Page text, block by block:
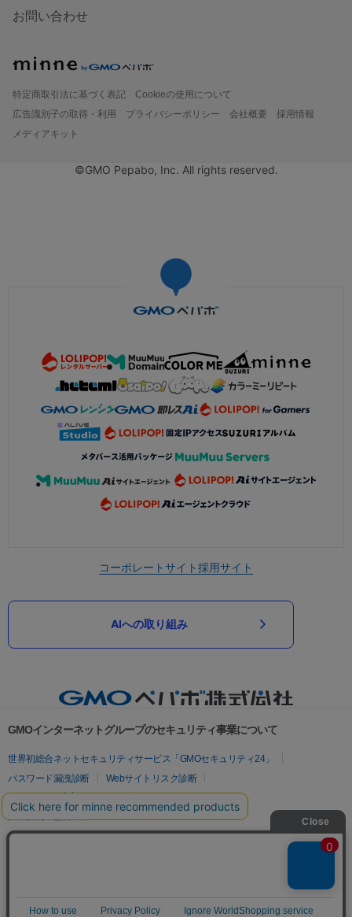
お問い合わせ
特定商取引法に基づく表記
Cookieの使用について
広告識別子の取得・利用
プライバシーポリシー 会社概要
採用情報
メディアキット
©GMO Pepabo, Inc. All rights reserved.
コーポレートサイト採用サイト
AIへの取り組み
GMOインターネットグループのセキュリティ事業について
世界初総合ネットセキュリティサービス「GMOセキュリティ24」
パスワード漏洩診断
Webサイトリスク診断
セキュリティ相談AIチャットボット
実在証明・盗聴対策
サイバー攻撃対策（GMOサイバーセキュリティ byイエラエ）